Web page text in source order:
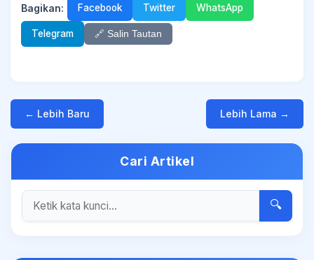
Bagikan: Facebook Twitter WhatsApp
Telegram 🔗 Salin Tautan
← Lebih Baru Lebih Lama →
Cari Artikel
🔍